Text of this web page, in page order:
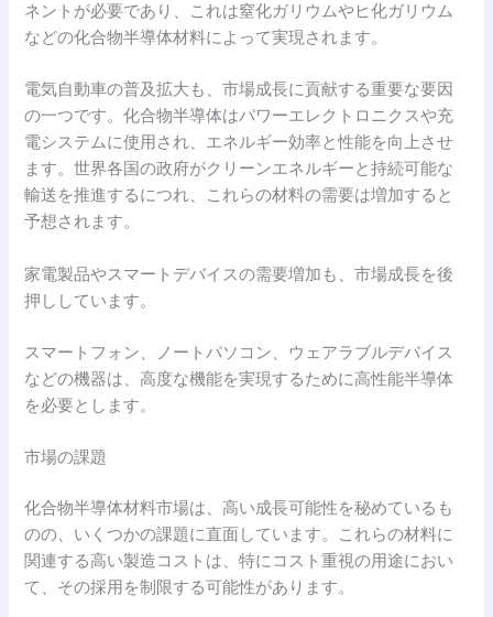
ネントが必要であり、これは窒化ガリウムやヒ化ガリウム
などの化合物半導体材料によって実現されます。
電気自動車の普及拡大も、市場成長に貢献する重要な要因
の一つです。化合物半導体はパワーエレクトロニクスや充
電システムに使用され、エネルギー効率と性能を向上させ
ます。世界各国の政府がクリーンエネルギーと持続可能な
輸送を推進するにつれ、これらの材料の需要は増加すると
予想されます。
家電製品やスマートデバイスの需要増加も、市場成長を後
押ししています。
スマートフォン、ノートパソコン、ウェアラブルデバイス
などの機器は、高度な機能を実現するために高性能半導体
を必要とします。
市場の課題
化合物半導体材料市場は、高い成長可能性を秘めているも
のの、いくつかの課題に直面しています。これらの材料に
関連する高い製造コストは、特にコスト重視の用途におい
て、その採用を制限する可能性があります。